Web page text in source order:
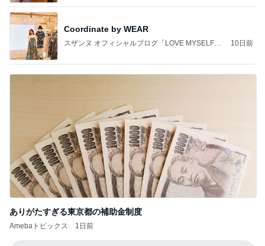
Coordinate by WEAR
スザンヌ オフィシャルブログ「LOVE MYSELF」
10日前
ありがたすぎる東京都の補助金制度
Amebaトピックス 1日前